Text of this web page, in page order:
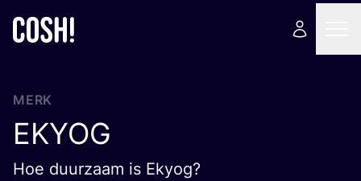
MERK
EKYOG
Hoe duurzaam is Ekyog?